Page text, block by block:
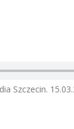
Szczecin.